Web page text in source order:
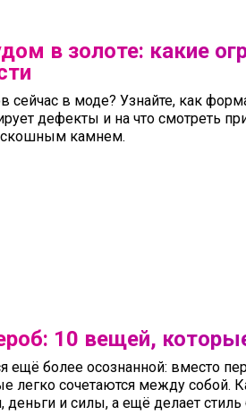
в золоте: какие
сейчас в моде? Узнайте, как
дефекты и на что смотреть
камнем.
10 вещей,
ещё более осознанной: вместо
легко сочетаются между собой.
деньги и силы, а ещё делает